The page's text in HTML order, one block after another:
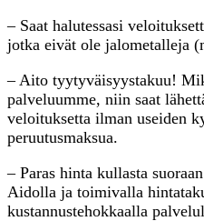
– Saat halutessasi
jotka eivät ole jalometalleja
– Aito tyytyväisyystakuu!
palveluumme, niin saat
veloituksetta ilman useiden
peruutusmaksua.
– Paras hinta kullasta
Aidolla ja toimivalla
kustannustehokkaalla